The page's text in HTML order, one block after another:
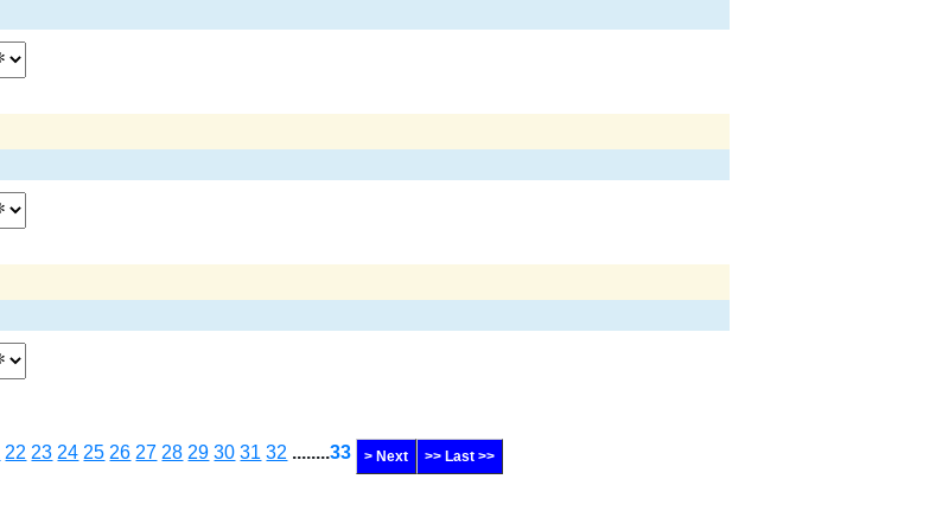
22 23 24 25 26 27 28 29 30 31 32 ........33 > Next >> Last >>